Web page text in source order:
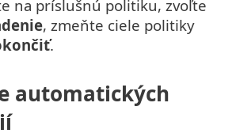
na príslušnú politiku, zvoľte
, zmeňte ciele politiky
.
automatických